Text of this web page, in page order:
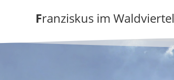
Franziskus im Waldviertel